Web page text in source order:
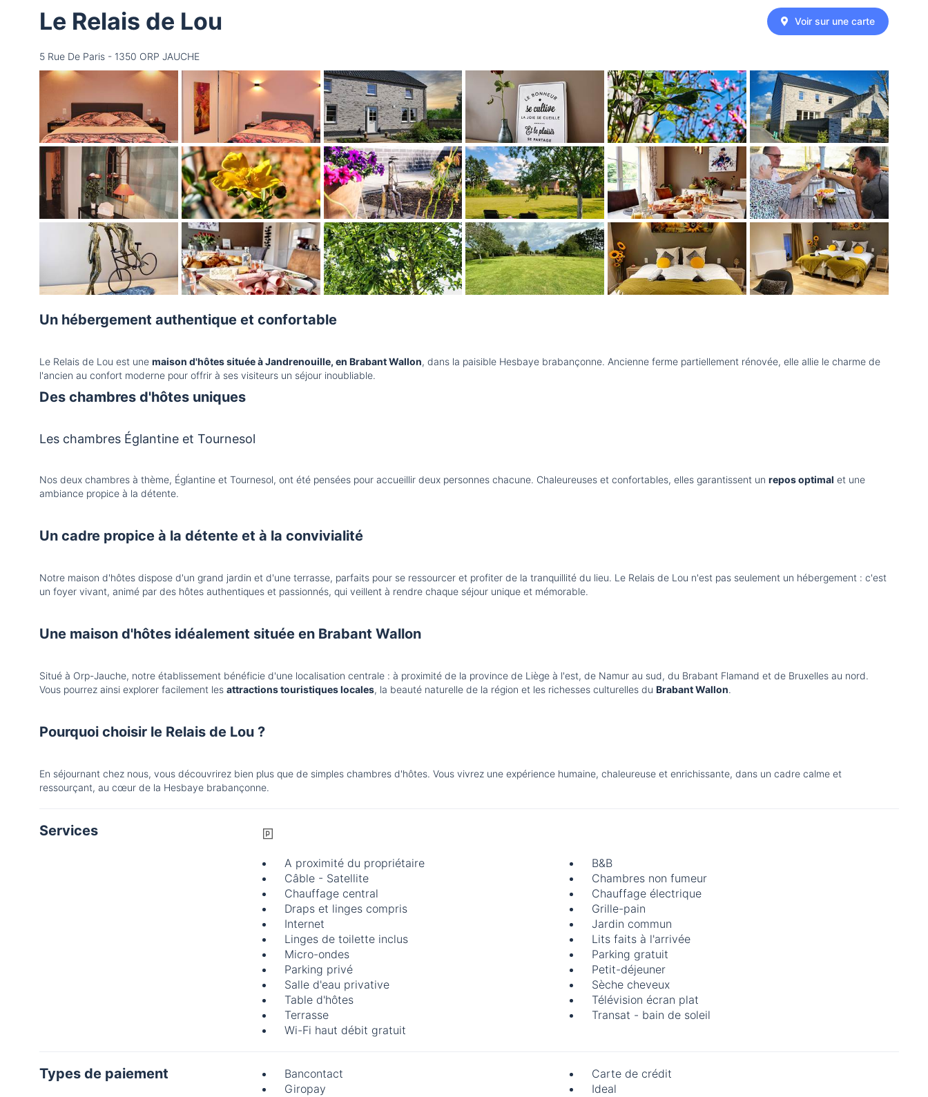
Le Relais de Lou
5 Rue De Paris - 1350 ORP JAUCHE
Voir sur une carte
Un hébergement authentique et confortable
Le Relais de Lou est une maison d'hôtes située à Jandrenouille, en Brabant Wallon, dans la paisible Hesbaye brabançonne. Ancienne ferme partiellement rénovée, elle allie le charme de
l'ancien au confort moderne pour offrir à ses visiteurs un séjour inoubliable.
Des chambres d'hôtes uniques
Les chambres Églantine et Tournesol
Nos deux chambres à thème, Églantine et Tournesol, ont été pensées pour accueillir deux personnes chacune. Chaleureuses et confortables, elles garantissent un repos optimal et une
ambiance propice à la détente.
Un cadre propice à la détente et à la convivialité
Notre maison d'hôtes dispose d'un grand jardin et d'une terrasse, parfaits pour se ressourcer et profiter de la tranquillité du lieu. Le Relais de Lou n'est pas seulement un hébergement : c'est
un foyer vivant, animé par des hôtes authentiques et passionnés, qui veillent à rendre chaque séjour unique et mémorable.
Une maison d'hôtes idéalement située en Brabant Wallon
Situé à Orp-Jauche, notre établissement bénéficie d'une localisation centrale : à proximité de la province de Liège à l'est, de Namur au sud, du Brabant Flamand et de Bruxelles au nord.
Vous pourrez ainsi explorer facilement les attractions touristiques locales, la beauté naturelle de la région et les richesses culturelles du Brabant Wallon.
Pourquoi choisir le Relais de Lou ?
En séjournant chez nous, vous découvrirez bien plus que de simples chambres d'hôtes. Vous vivrez une expérience humaine, chaleureuse et enrichissante, dans un cadre calme et
ressourçant, au cœur de la Hesbaye brabançonne.
Services
A proximité du propriétaire
B&B
Câble - Satellite
Chambres non fumeur
Chauffage central
Chauffage électrique
Draps et linges compris
Grille-pain
Internet
Jardin commun
Linges de toilette inclus
Lits faits à l'arrivée
Micro-ondes
Parking gratuit
Parking privé
Petit-déjeuner
Salle d'eau privative
Sèche cheveux
Table d'hôtes
Télévision écran plat
Terrasse
Transat - bain de soleil
Wi-Fi haut débit gratuit
Types de paiement Bancontact
Carte de crédit
Giropay
Ideal